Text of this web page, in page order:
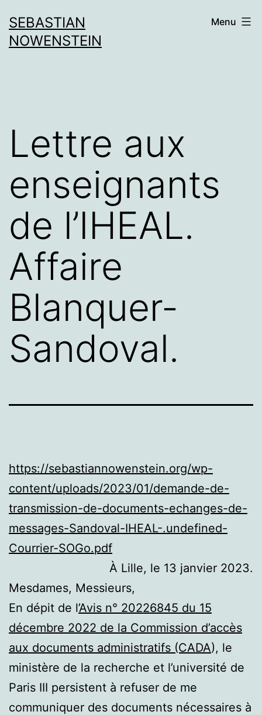
au
contenu
SEBASTIAN
NOWENSTEIN
Menu
Lettre aux
enseignants
de l’IHEAL.
Affaire
Blanquer-
Sandoval.
https://sebastiannowenstein.org/wp-
content/uploads/2023/01/demande-de-
transmission-de-documents-echanges-de-
messages-Sandoval-IHEAL-.undefined-
Courrier-SOGo.pdf
À Lille, le 13 janvier 2023.
Mesdames, Messieurs,
En dépit de l’Avis n° 20226845 du 15
décembre 2022 de la Commission d’accès
aux documents administratifs (CADA), le
ministère de la recherche et l’université de
Paris III persistent à refuser de me
communiquer des documents nécessaires à